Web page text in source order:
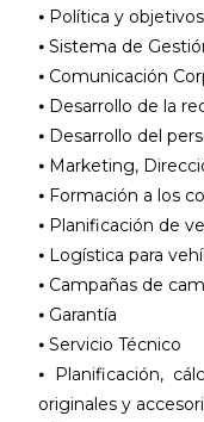
⦁ Política y objetivos
⦁ Sistema de
⦁ Comunicación
⦁ Desarrollo de la
⦁ Desarrollo del
⦁ Marketing,
⦁ Formación a los
⦁ Planificación de
⦁ Logística para
⦁ Campañas de
⦁ Garantía
⦁ Servicio Técnico
⦁ Planificación,
originales y